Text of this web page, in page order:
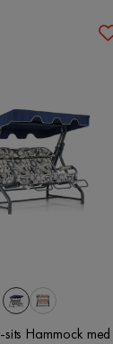
Hammock med